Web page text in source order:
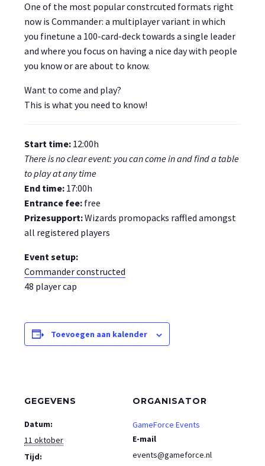
One of the most popular constrcuted formats right
now is Commander: a multiplayer variant in which
you finetune a 100-card-deck towards a single leader
and where you focus on having a nice day with people
you know or are about to know.
Want to come and play?
This is what you need to know!
Start time: 12:00h
There is no clear event: you can come in and find a table
to play at any time
End time: 17:00h
Entrance fee: free
Prizesupport:Wizards promopacks raffled amongst
all registered players
Event setup:
Commander constructed
48 player cap
Toevoegen aan kalender
GEGEVENS
Datum:
11 oktober
Tijd:
ORGANISATOR
GameForce Events
E-mail
events@gameforce.nl